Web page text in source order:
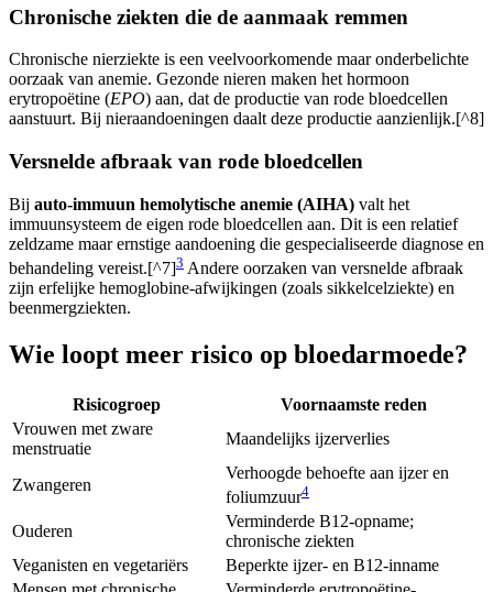
Chronische ziekten die de aanmaak remmen
Chronische nierziekte is een veelvoorkomende maar onderbelichte
oorzaak van anemie. Gezonde nieren maken het hormoon
erytropoëtine (EPO) aan, dat de productie van rode bloedcellen
aanstuurt. Bij nieraandoeningen daalt deze productie aanzienlijk.[^8]
Versnelde afbraak van rode bloedcellen
Bij auto-immuun hemolytische anemie (AIHA) valt het
immuunsysteem de eigen rode bloedcellen aan. Dit is een relatief
zeldzame maar ernstige aandoening die gespecialiseerde diagnose en
behandeling vereist.[^7]3 Andere oorzaken van versnelde afbraak
zijn erfelijke hemoglobine-afwijkingen (zoals sikkelcelziekte) en
beenmergziekten.
Wie loopt meer risico op bloedarmoede?
Risicogroep
Voornaamste reden
Vrouwen met zware
menstruatie
Maandelijks ijzerverlies
Zwangeren
Verhoogde behoefte aan ijzer en
foliumzuur4
Ouderen
Verminderde B12-opname;
chronische ziekten
Veganisten en vegetariërs
Beperkte ijzer- en B12-inname